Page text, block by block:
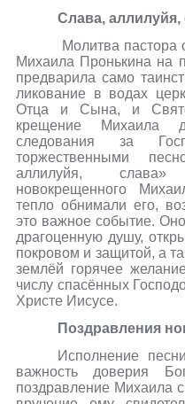
Слава, аллилуйя,
Молитва пастора
Михаила Пронькина на
предварила само
ликование в водах
Отца и Сына, и
крещение Михаила
следования за
торжественными
аллилуйя, слава»
новокрещенного
тепло обнимали его,
это важное событие.
драгоценную душу,
покровом и защитой, а
землёй горячее
числу спасённых
Христе Иисусе.
Поздравления
Исполнение
важность доверия
поздравление Михаила